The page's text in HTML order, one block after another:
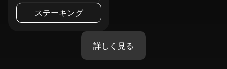
ステーキング
詳しく見る